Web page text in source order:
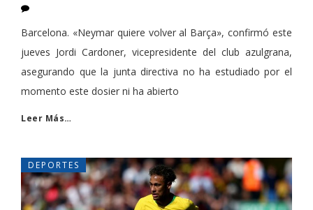
Barcelona. «Neymar quiere volver al Barça», confirmó este
jueves Jordi Cardoner, vicepresidente del club azulgrana,
asegurando que la junta directiva no ha estudiado por el
momento este dosier ni ha abierto
Leer Más…
DEPORTES